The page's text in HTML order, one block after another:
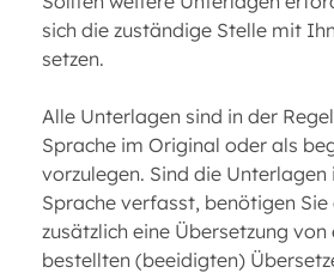
sich die zuständige Stelle mit
setzen.
Alle Unterlagen sind in der
Sprache im Original oder als
vorzulegen. Sind die Unterlagen
Sprache verfasst, benötigen Sie
zusätzlich eine Übersetzung
bestellten (beeidigten)